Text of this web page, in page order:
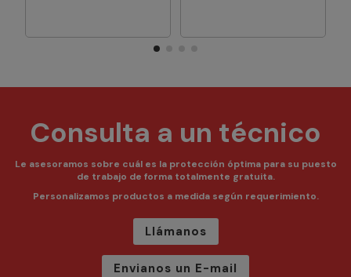
Consulta a un técnico
Le asesoramos sobre cuál es la protección óptima para su puesto
de trabajo de forma totalmente gratuita.
Personalizamos productos a medida según requerimiento.
Llámanos
Envianos un E-mail